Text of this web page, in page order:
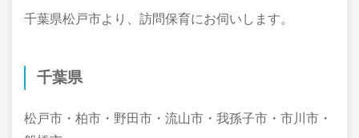
千葉県松戸市より、訪問保育にお伺いします。
千葉県
松戸市・柏市・野田市・流山市・我孫子市・市川市・